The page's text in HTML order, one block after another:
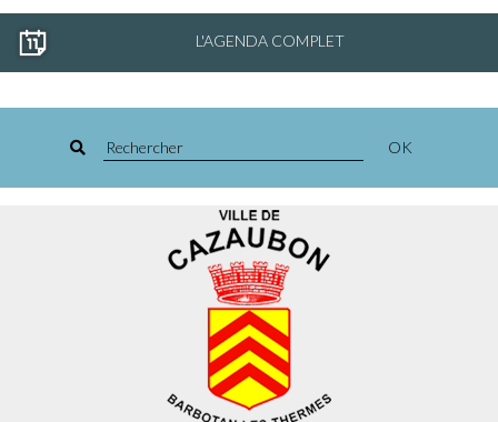
L'AGENDA COMPLET
OK